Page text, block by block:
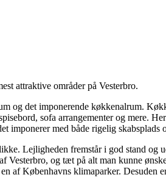
attraktive områder på Vesterbro.
og det imponerende køkkenalrum.
sofa arrangementer og mere.
med både rigelig skabsplads
Lejligheden fremstår i god stand og
og tæt på alt man kunne
af Københavns klimaparker. Desuden